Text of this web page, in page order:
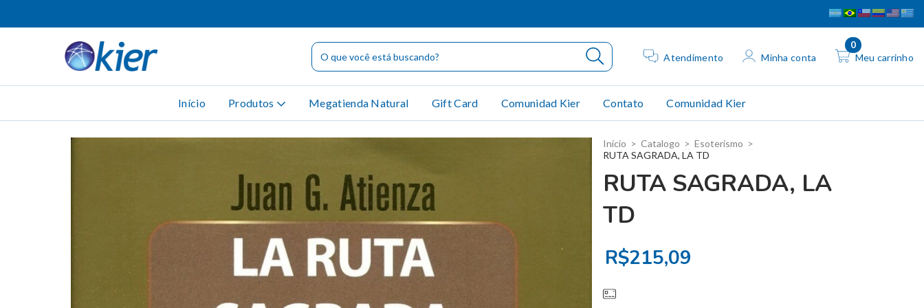
Atendimento Minha conta Meu carrinho
0
Início Produtos Megatienda Natural Gift Card Comunidad Kier Contato Comunidad Kier
Início > Catalogo > Esoterismo >
RUTA SAGRADA, LA TD
RUTA SAGRADA, LA
TD
R$215,09